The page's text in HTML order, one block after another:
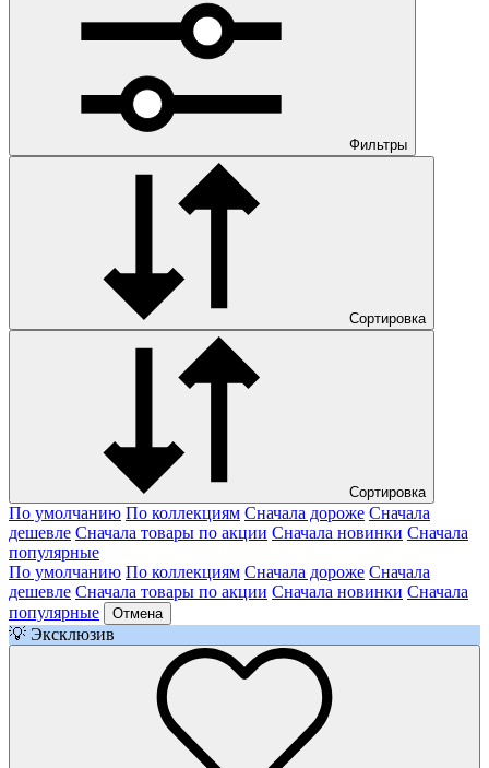
Фильтры
Сортировка
Сортировка
По умолчанию По коллекциям Сначала дороже Сначала
дешевле Сначала товары по акции Сначала новинки Сначала
популярные
По умолчанию По коллекциям Сначала дороже Сначала
дешевле Сначала товары по акции Сначала новинки Сначала
популярные
Отмена
💡 Эксклюзив